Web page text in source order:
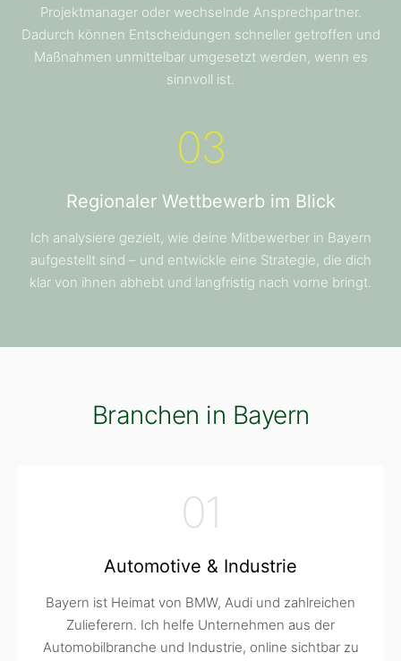
Projektmanager oder wechselnde Ansprechpartner.
Dadurch können Entscheidungen schneller getroffen und
Maßnahmen unmittelbar umgesetzt werden, wenn es
sinnvoll ist.
03
Regionaler Wettbewerb im Blick
Ich analysiere gezielt, wie deine Mitbewerber in Bayern
aufgestellt sind – und entwickle eine Strategie, die dich
klar von ihnen abhebt und langfristig nach vorne bringt.
Branchen in Bayern
01
Automotive & Industrie
Bayern ist Heimat von BMW, Audi und zahlreichen
Zulieferern. Ich helfe Unternehmen aus der
Automobilbranche und Industrie, online sichtbar zu